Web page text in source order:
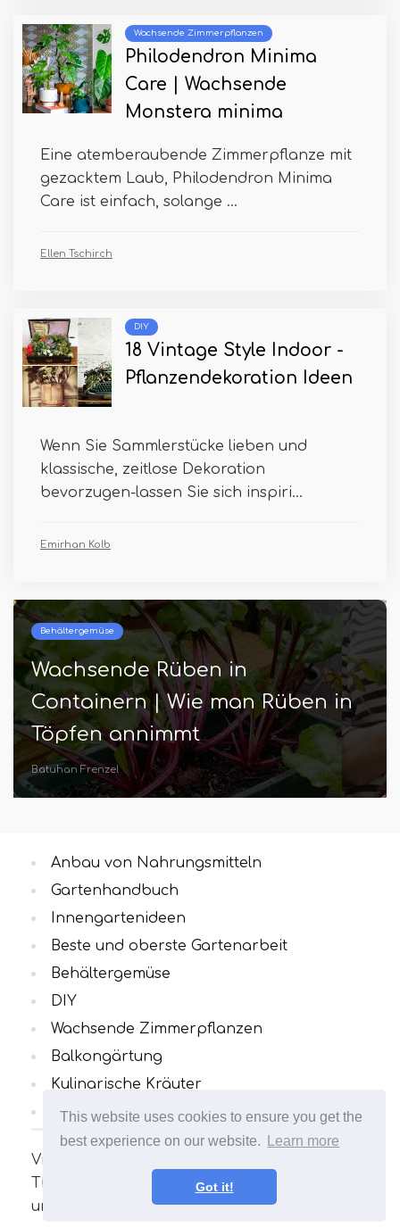
This website uses cookies to ensure you get the
best experience on our website.
Learn more
Got it!
Wachsende Zimmerpflanzen
Philodendron Minima
Care | Wachsende
Monstera minima
Eine atemberaubende Zimmerpflanze mit
gezacktem Laub, Philodendron Minima
Care ist einfach, solange ...
Ellen Tschirch
DIY
18 Vintage Style Indoor -
Pflanzendekoration Ideen
Wenn Sie Sammlerstücke lieben und
klassische, zeitlose Dekoration
bevorzugen-lassen Sie sich inspiri...
Emirhan Kolb
Behältergemüse
Wachsende Rüben in
Containern | Wie man Rüben in
Töpfen annimmt
Batuhan Frenzel
Viele interessante und nützliche Artikel zum
Thema Gartenarbeit. Ihr Garten wird
unvergleichlich sein
Anbau von Nahrungsmitteln
Gartenhandbuch
Innengartenideen
Beste und oberste Gartenarbeit
Behältergemüse
DIY
Wachsende Zimmerpflanzen
Balkongärtung
Kulinarische Kräuter
Alle Kategorien